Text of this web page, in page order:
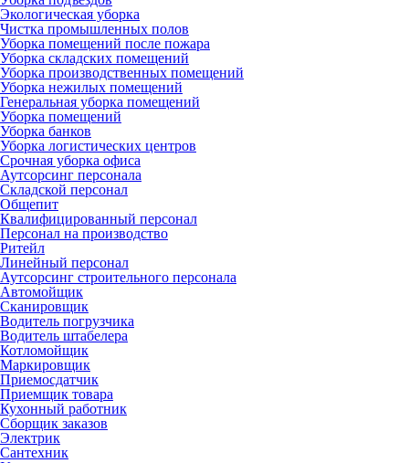
Экологическая уборка
Чистка промышленных полов
Уборка помещений после пожара
Уборка складских помещений
Уборка производственных помещений
Уборка нежилых помещений
Генеральная уборка помещений
Уборка помещений
Уборка банков
Уборка логистических центров
Срочная уборка офиса
Аутсорсинг персонала
Складской персонал
Общепит
Квалифицированный персонал
Персонал на производство
Ритейл
Линейный персонал
Аутсорсинг строительного персонала
Автомойщик
Сканировщик
Водитель погрузчика
Водитель штабелера
Котломойщик
Маркировщик
Приемосдатчик
Приемщик товара
Кухонный работник
Сборщик заказов
Электрик
Сантехник